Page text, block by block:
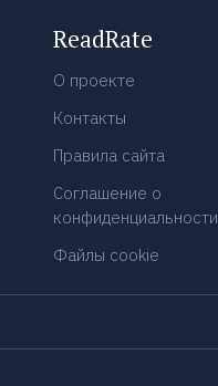
ReadRate
О проекте
Контакты
Правила сайта
Соглашение о
конфиденциальности
Файлы cookie